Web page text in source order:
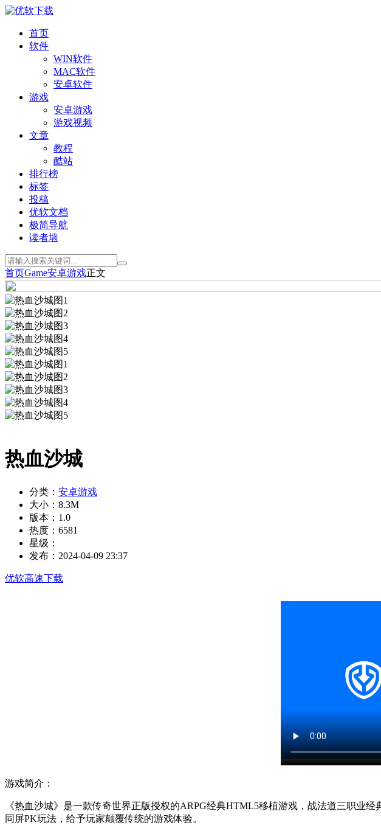
首页
软件
WIN软件
MAC软件
安卓软件
游戏
安卓游戏
游戏视频
文章
教程
酷站
排行榜
标签
投稿
优软文档
极简导航
读者墙
首页Game安卓游戏正文
热血沙城
分类： 安卓游戏
大小： 8.3M
版本： 1.0
热度： 6581
星级：
发布： 2024-04-09 23:37
优软高速下载
游戏简介：
《热血沙城》是一款传奇世界正版授权的ARPG经典HTML5移植游戏，战法道三职业
同屏PK玩法，给予玩家颠覆传统的游戏体验。